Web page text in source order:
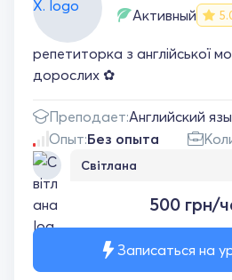
Активный
репетиторка з англійської
дорослих ✿
Преподает:Английский
Опыт:Без опыта
Світлана
спільну мову.
добре спілкуватися
500 грн/
Записаться на